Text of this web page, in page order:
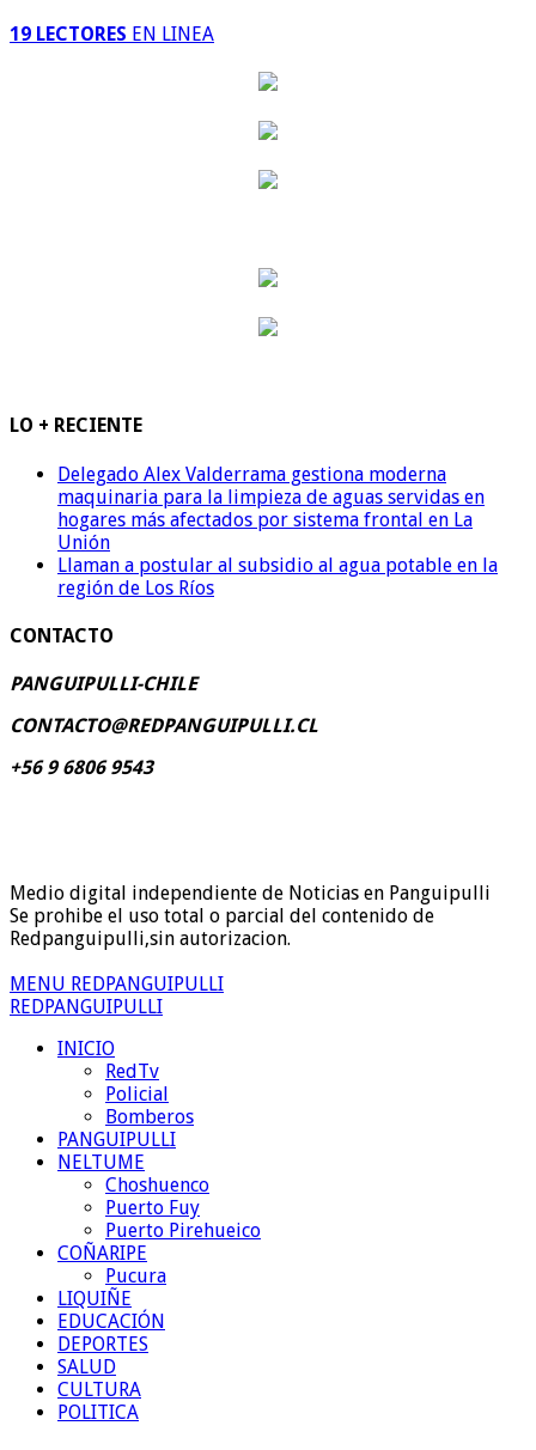
19 LECTORES EN LINEA
LO + RECIENTE
Delegado Alex Valderrama gestiona moderna
maquinaria para la limpieza de aguas servidas en
hogares más afectados por sistema frontal en La
Unión
Llaman a postular al subsidio al agua potable en la
región de Los Ríos
CONTACTO
PANGUIPULLI-CHILE
CONTACTO@REDPANGUIPULLI.CL
+56 9 6806 9543
Medio digital independiente de Noticias en Panguipulli
Se prohibe el uso total o parcial del contenido de
Redpanguipulli,sin autorizacion.
MENU REDPANGUIPULLI
REDPANGUIPULLI
INICIO
RedTv
Policial
Bomberos
PANGUIPULLI
NELTUME
Choshuenco
Puerto Fuy
Puerto Pirehueico
COÑARIPE
Pucura
LIQUIÑE
EDUCACIÓN
DEPORTES
SALUD
CULTURA
POLITICA